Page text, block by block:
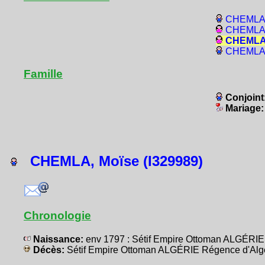
Famille
Conjoint
CHEMLA, Moïse (I329989)
Chronologie
Naissance: env 1797 : Sétif Empire Ottoman
Décès: Sétif Empire Ottoman ALGÉRIE Régence